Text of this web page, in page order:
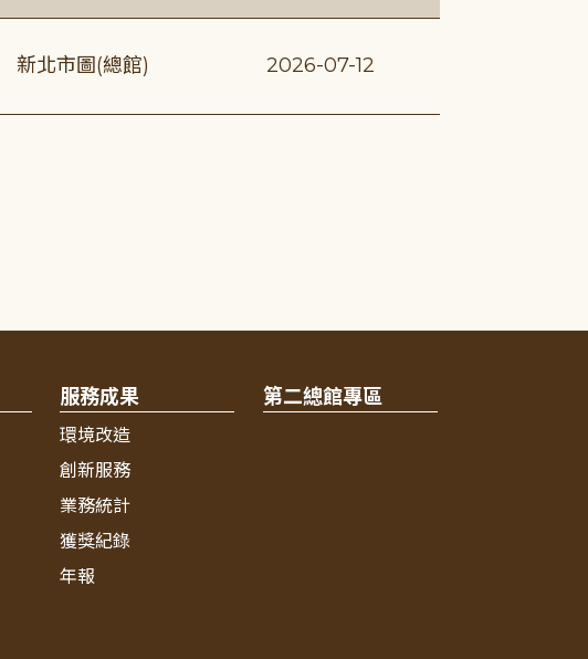
新北市圖(總館) 2026-07-12
服務成果
環境改造
創新服務
業務統計
獲獎紀錄
年報
第二總館專區